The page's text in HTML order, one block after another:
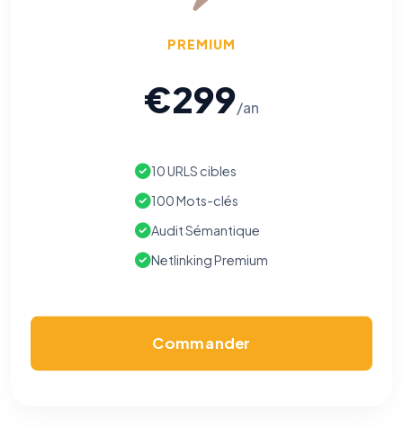
PREMIUM
€299/an
10 URLS cibles
100 Mots-clés
Audit Sémantique
Netlinking Premium
Commander